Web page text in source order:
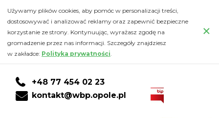
Kalendarz
Wojewódzka
Biblioteka
Publiczna
do
głównej
treści
DO
KONTA
CZYTELNIKA
DO
WYSZUKIWARKI
do
stopki
Używamy plików cookies, aby pomóc w personalizacji treści,
dostosowywać i analizować reklamy oraz zapewnić bezpieczne
korzystanie ze strony. Kontynuując, wyrażasz zgodę na
gromadzenie przez nas informacji. Szczegóły znajdziesz
w zakładce: Polityka prywatności.
×
+48 77 454 02 23
kontakt@wbp.opole.pl